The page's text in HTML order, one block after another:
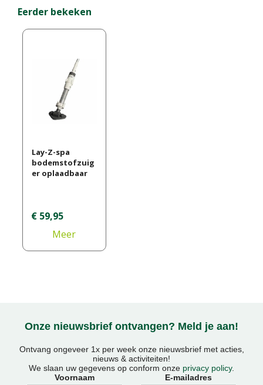
Eerder bekeken
Lay-Z-spa
bodemstofzuig
er oplaadbaar
€ 59,95
Meer
informatie
Onze nieuwsbrief ontvangen? Meld je aan!
Ontvang ongeveer 1x per week onze nieuwsbrief met acties,
nieuws & activiteiten!
We slaan uw gegevens op conform onze privacy policy.
Voornaam
E-mailadres